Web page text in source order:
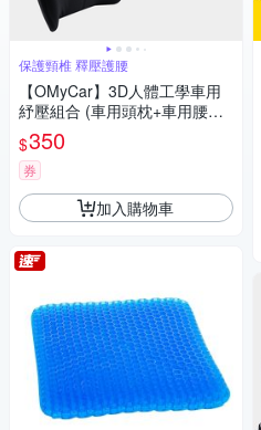
保護頸椎 釋壓護腰
【OMyCar】3D人體工學車用
紓壓組合 (車用頭枕+車用腰靠
枕)-快
$350
券
加入購物車